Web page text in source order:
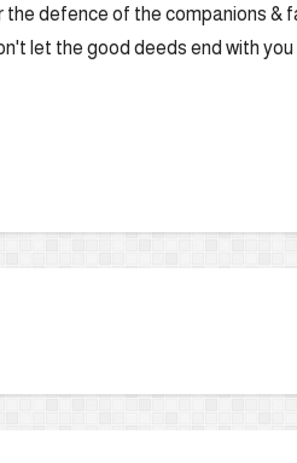
defence of the companions &
let the good deeds end with